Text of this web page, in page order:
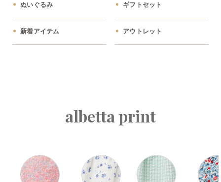
ぬいぐるみ ギフトセット
新着アイテム アウトレット
albetta print